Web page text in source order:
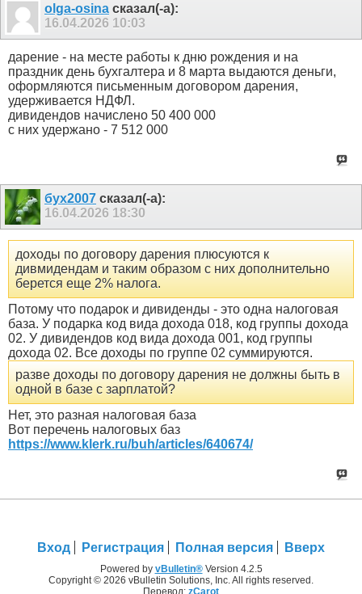
olga-osina сказал(-а):
16.04.2026 10:03
дарение - на месте работы к дню рождения и на
праздник день бухгалтера и 8 марта выдаются деньги,
оформляются письменным договором дарения,
удерживается НДФЛ.
дивидендов начислено 50 400 000
с них удержано - 7 512 000
бух2007 сказал(-а):
16.04.2026 18:30
доходы по договору дарения плюсуются к
дивмидендам и таким образом с них дополнительно
берется еще 2% налога.
Потому что подарок и дивиденды - это одна налоговая
база. У подарка код вида дохода 018, код группы дохода
02. У дивидендов код вида дохода 001, код группы
дохода 02. Все доходы по группе 02 суммируются.
разве доходы по договору дарения не должны быть в
одной в базе с зарплатой?
Нет, это разная налоговая база
Вот перечень налоговых баз
https://www.klerk.ru/buh/articles/640674/
Вход Регистрация Полная версия Вверх
Powered by vBulletin®Version 4.2.5
Copyright © 2026 vBulletin Solutions, Inc. All rights reserved.